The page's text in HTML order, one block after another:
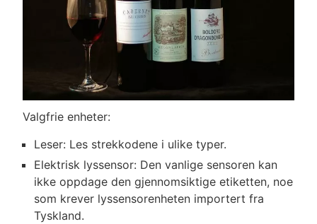
Valgfrie enheter:
Leser: Les strekkodene i ulike typer.
Elektrisk lyssensor: Den vanlige sensoren kan
ikke oppdage den gjennomsiktige etiketten, noe
som krever lyssensorenheten importert fra
Tyskland.